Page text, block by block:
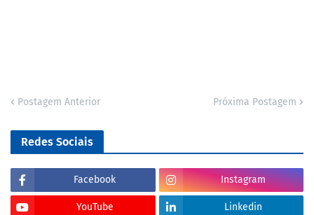
Postagem Anterior Próxima Postagem
Redes Sociais
Facebook Instagram
YouTube Linkedin